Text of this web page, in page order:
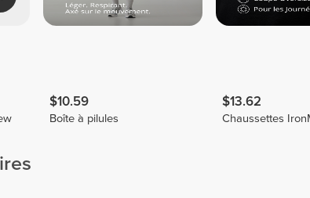
$10.59
Boîte à pilules
$13.62
Chaussettes